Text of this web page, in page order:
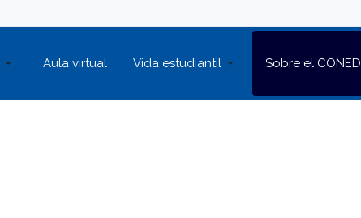
Aula virtual Vida estudiantil Sobre el CONED